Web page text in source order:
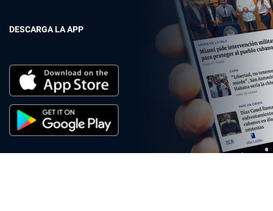
DESCARGA LA APP